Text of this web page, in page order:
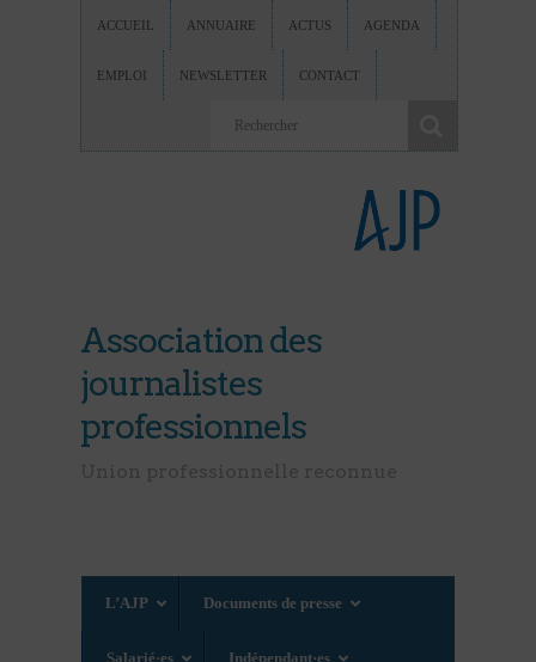
ACCUEIL ANNUAIRE ACTUS AGENDA
EMPLOI NEWSLETTER CONTACT
Association des
journalistes
professionnels
L’AJP Documents de presse
Salarié·es Indépendant·es